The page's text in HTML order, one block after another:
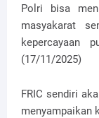
Polri bisa
masyakarat
(17/11/2025)
FRIC sendiri
menyampaikan